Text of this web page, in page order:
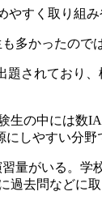
すく取り組
多かったので
されており
の中には
しやすい分野
量がいる。
去問などに取